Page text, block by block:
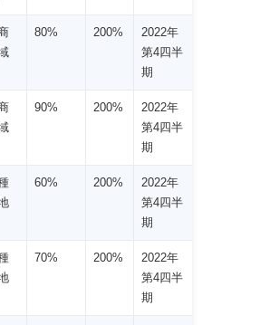
80% 200%
2022年
第4四半
期
90% 200%
2022年
第4四半
期
60% 200%
2022年
第4四半
期
70% 200%
2022年
第4四半
期